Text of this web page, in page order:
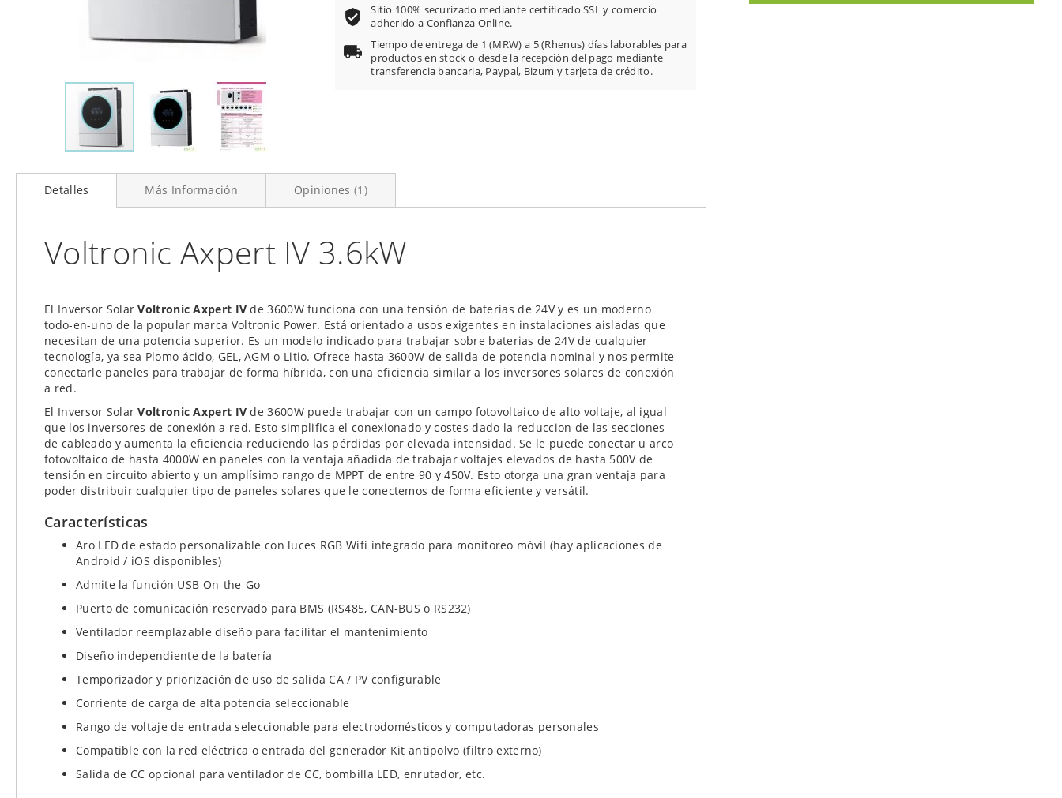
al
comienzo
galería
Sitio 100% securizado mediante certificado SSL y comercio
adherido a Confianza Online.
Tiempo de entrega de 1 (MRW) a 5 (Rhenus) días laborables para
productos en stock o desde la recepción del pago mediante
transferencia bancaria, Paypal, Bizum y tarjeta de crédito.
Detalles
Voltronic Axpert IV 3.6kW
El Inversor SolarVoltronic Axpert IV de 3600W funciona con una tensión de baterias de 24V y es un moderno
todo-en-uno de la popular marca Voltronic Power. Está orientado a usos exigentes en instalaciones aisladas que
necesitan de una potencia superior. Es un modelo indicado para trabajar sobre baterias de 24V de cualquier
tecnología, ya sea Plomo ácido, GEL, AGM o Litio. Ofrece hasta 3600W de salida de potencia nominal y nos permite
conectarle paneles para trabajar de forma híbrida, con una eficiencia similar a los inversores solares de conexión
a red.
El Inversor SolarVoltronic Axpert IV de 3600W puede trabajar con un campo fotovoltaico de alto voltaje, al igual
que los inversores de conexión a red. Esto simplifica el conexionado y costes dado la reduccion de las secciones
de cableado y aumenta la eficiencia reduciendo las pérdidas por elevada intensidad. Se le puede conectar u arco
fotovoltaico de hasta 4000W en paneles con la ventaja añadida de trabajar voltajes elevados de hasta 500V de
tensión en circuito abierto y un amplísimo rango de MPPT de entre 90 y 450V. Esto otorga una gran ventaja para
poder distribuir cualquier tipo de paneles solares que le conectemos de forma eficiente y versátil.
Características
Aro LED de estado personalizable con luces RGB Wifi integrado para monitoreo móvil (hay aplicaciones de
Android / iOS disponibles)
Admite la función USB On-the-Go
Puerto de comunicación reservado para BMS (RS485, CAN-BUS o RS232)
Ventilador reemplazable diseño para facilitar el mantenimiento
Diseño independiente de la batería
Temporizador y priorización de uso de salida CA / PV configurable
Corriente de carga de alta potencia seleccionable
Rango de voltaje de entrada seleccionable para electrodomésticos y computadoras personales
Compatible con la red eléctrica o entrada del generador Kit antipolvo (filtro externo)
Salida de CC opcional para ventilador de CC, bombilla LED, enrutador, etc.
Más Información Opiniones 1